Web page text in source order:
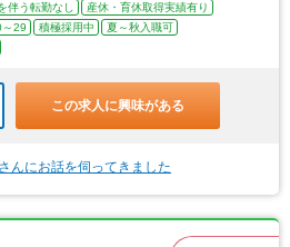
伴う転勤なし
産休・育休取得実績有り
～29 積極採用中
夏～秋入職可
この求人に興味がある
んにお話を伺ってきました